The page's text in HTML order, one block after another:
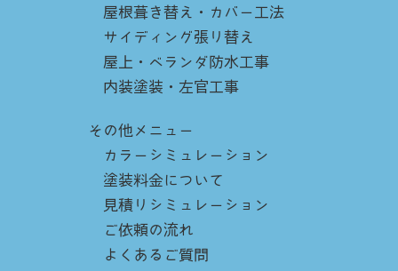
屋根葺き替え・カバー工法
サイディング張り替え
屋上・ベランダ防水工事
内装塗装・左官工事
その他メニュー
カラーシミュレーション
塗装料金について
見積りシミュレーション
ご依頼の流れ
よくあるご質問